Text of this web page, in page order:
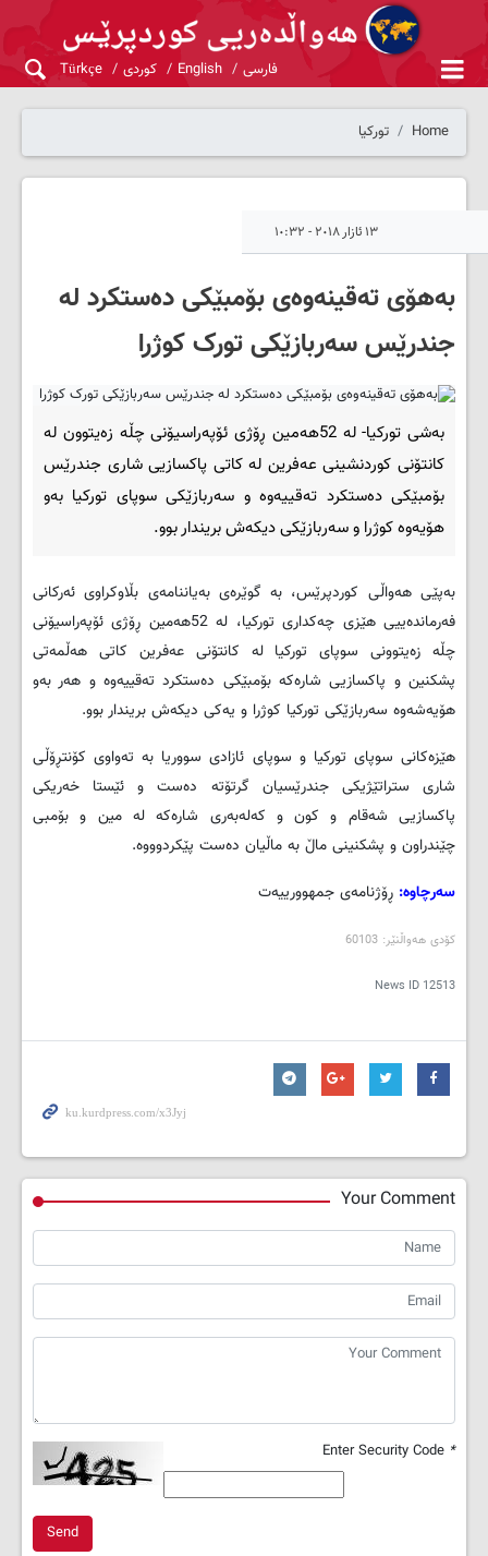
فارسی English کوردی Türkçe
Home تورکیا
١٣ ئازار ٢٠١٨ - ١٠:٣٢
به‌هۆی ته‌قینه‌وه‌ی بۆمبێکی ده‌ستکرد له‌
جندرێس سه‌ربازێکی تورک کوژرا
به‌شی تورکیا- له‌ 52هه‌مین ڕۆژی ئۆپه‌راسیۆنی چڵه‌ زه‌یتوون له‌
کانتۆنی کوردنشینی عه‌فرین له‌ کاتی پاکسازیی شاری جندرێس
بۆمبێکی ده‌ستکرد ته‌قییه‌وه‌ و سه‌ربازێکی سوپای تورکیا به‌و
هۆیه‌وه‌ کوژرا و سه‌ربازێکی دیکه‌ش بریندار بوو.
به‌پێی هه‌واڵی کوردپرێس، به‌ گوێره‌ی به‌یاننامه‌ی بڵاوکراوی ئه‌رکانی
فه‌رمانده‌ییی هێزی چه‌کداری تورکیا، له‌ 52هه‌مین ڕۆژی ئۆپه‌راسیۆنی
چڵه‌ زه‌یتوونی سوپای تورکیا له‌ کانتۆنی عه‌فرین کاتی هه‌ڵمه‌تی
پشکنین و پاکسازیی شاره‌که‌ بۆمبێکی ده‌ستکرد ته‌قییه‌وه‌ و هه‌ر به‌و
هۆیه‌شه‌وه‌ سه‌ربازێکی تورکیا کوژرا و یه‌کی دیکه‌ش بریندار بوو.
هێزه‌کانی سوپای تورکیا و سوپای ئازادی سووریا به‌ ته‌واوی کۆنتڕۆڵی
شاری ستراتێژیکی جندرێسیان گرتۆته‌ ده‌ست و ئێستا خه‌ریکی
پاکسازیی شه‌قام و کون و که‌له‌به‌ری شاره‌که‌ له‌ مین و بۆمبی
چێندراون و پشکنینی ماڵ به‌ ماڵیان ده‌ست پێکردوووه‌.
سه‌رچاوه‌: ڕۆژنامه‌ی جمهوورییه‌ت
کۆدی هه‌واڵنێر: 60103
News ID 12513
Your Comment
*
Send